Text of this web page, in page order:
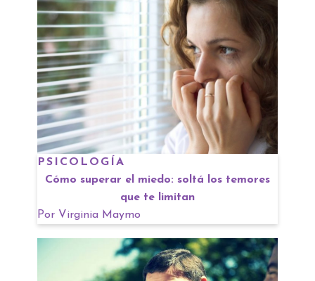
PSICOLOGÍA
Cómo superar el miedo: soltá los temores
que te limitan
Por Virginia Maymo